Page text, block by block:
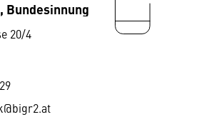
Bundesinnung
20/4